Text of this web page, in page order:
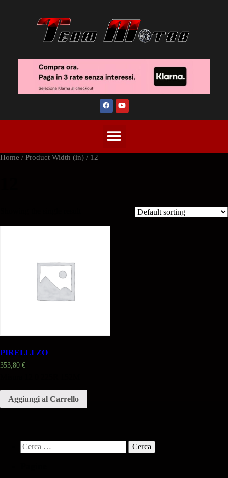
Home / Product Width (in) / 12
PIRELLI ZO
353,80 €
Aggiungi al Carrello